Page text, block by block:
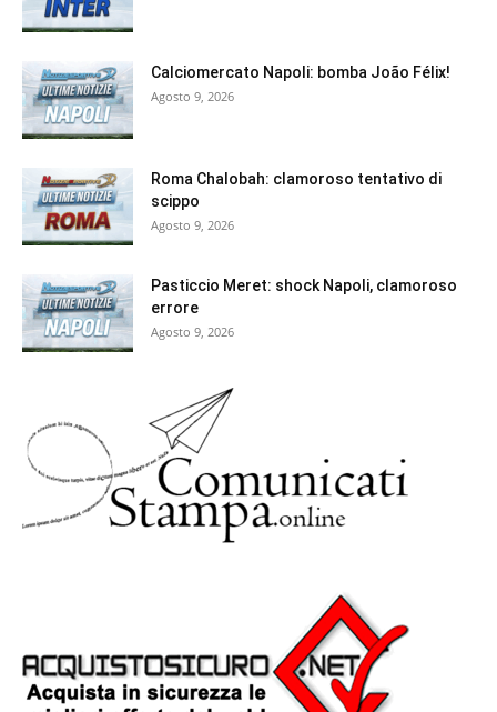
Calciomercato Napoli: bomba João Félix!
Agosto 9, 2026
Roma Chalobah: clamoroso tentativo di
scippo
Agosto 9, 2026
Pasticcio Meret: shock Napoli, clamoroso
errore
Agosto 9, 2026